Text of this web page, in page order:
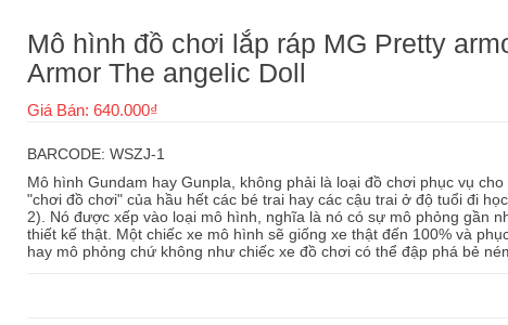
Mô hình đồ chơi lắp ráp MG Pretty
Armor The angelic Doll
Giá Bán: 640.000₫
BARCODE: WSZJ-1
Mô hình Gundam hay Gunpla, không phải là loại đồ chơi phục vụ
"chơi đồ chơi" của hầu hết các bé trai hay các cậu trai ở độ tuổi đi
2). Nó được xếp vào loại mô hình, nghĩa là nó có sự mô phỏng gần
thiết kế thật. Một chiếc xe mô hình sẽ giống xe thật đến 100% và
hay mô phỏng chứ không như chiếc xe đồ chơi có thể đập phá bẻ